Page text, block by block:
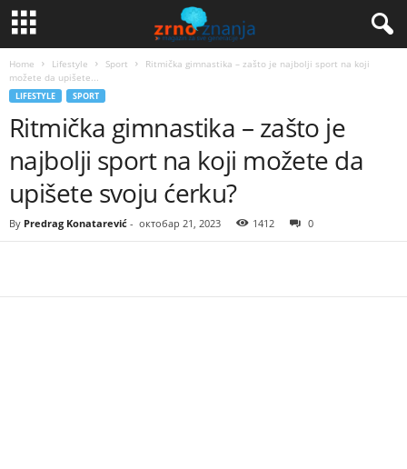
Home Lifestyle Sport
Ritmička gimnastika – zašto je najbolji sport na koji
možete da upišete...
LIFESTYLE SPORT
Ritmička gimnastika – zašto je
najbolji sport na koji možete da
upišete svoju ćerku?
By Predrag Konatarević - октобар 21, 2023 1412 0